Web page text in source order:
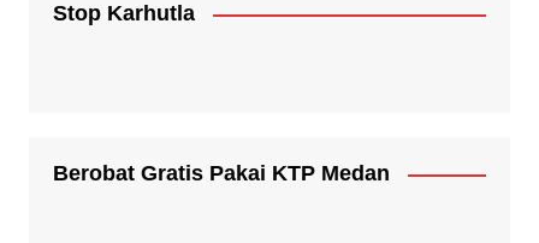
Stop Karhutla
Berobat Gratis Pakai KTP Medan